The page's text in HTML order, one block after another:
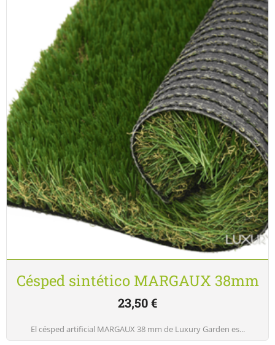
Césped sintético MARGAUX 38mm
23,50€
El césped artificial MARGAUX 38 mm de Luxury Garden es...